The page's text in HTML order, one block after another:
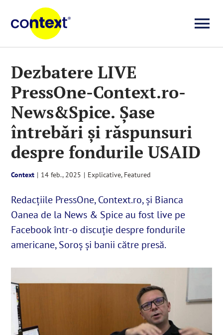
content
Știri
Explicative
Seriale
Despre noi
SUSȚINE
Cautare...
Dezbatere LIVE
PressOne-Context.ro-
News&Spice. Șase
întrebări și răspunsuri
despre fondurile USAID
Context | 14 feb., 2025 | Explicative, Featured
Redacțiile PressOne, Context.ro, și Bianca
Oanea de la News & Spice au fost live pe
Facebook într-o discuție despre fondurile
americane, Soroș și banii către presă.